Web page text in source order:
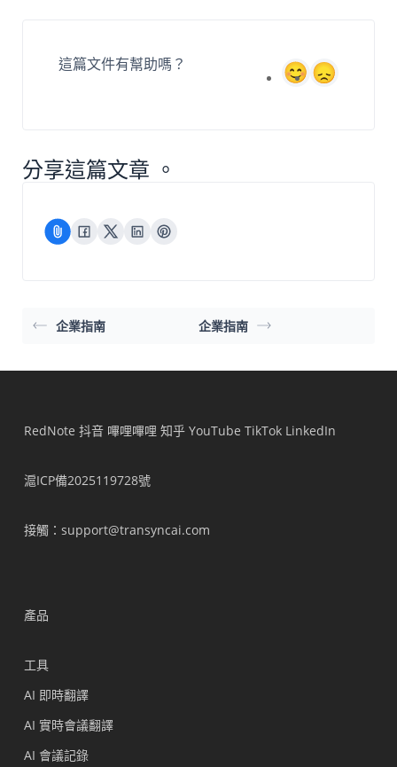
這篇文件有幫助嗎？
分享這篇文章 。
企業指南 企業指南
RedNote 抖音 嗶哩嗶哩 知乎 YouTube TikTok LinkedIn
滬ICP備2025119728號
接觸 ：support@transyncai.com
產品
工具
AI 即時翻譯
AI 實時會議翻譯
AI 會議記錄